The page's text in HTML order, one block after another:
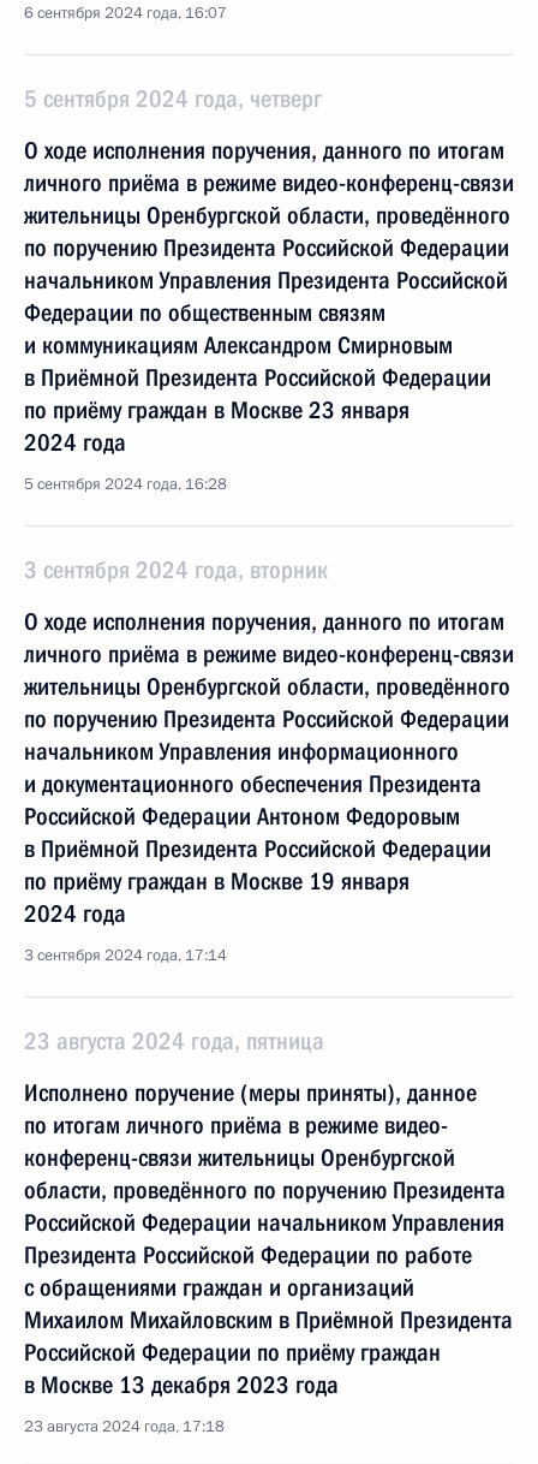
6 сентября 2024 года, 16:07
5 сентября 2024 года, четверг
О ходе исполнения поручения, данного по итогам
личного приёма в режиме видео-конференц-связи
жительницы Оренбургской области, проведённого
по поручению Президента Российской Федерации
начальником Управления Президента Российской
Федерации по общественным связям
и коммуникациям Александром Смирновым
в Приёмной Президента Российской Федерации
по приёму граждан в Москве 23 января
2024 года
5 сентября 2024 года, 16:28
3 сентября 2024 года, вторник
О ходе исполнения поручения, данного по итогам
личного приёма в режиме видео-конференц-связи
жительницы Оренбургской области, проведённого
по поручению Президента Российской Федерации
начальником Управления информационного
и документационного обеспечения Президента
Российской Федерации Антоном Федоровым
в Приёмной Президента Российской Федерации
по приёму граждан в Москве 19 января
2024 года
3 сентября 2024 года, 17:14
23 августа 2024 года, пятница
Исполнено поручение (меры приняты), данное
по итогам личного приёма в режиме видео-
конференц-связи жительницы Оренбургской
области, проведённого по поручению Президента
Российской Федерации начальником Управления
Президента Российской Федерации по работе
с обращениями граждан и организаций
Михаилом Михайловским в Приёмной Президента
Российской Федерации по приёму граждан
в Москве 13 декабря 2023 года
23 августа 2024 года, 17:18